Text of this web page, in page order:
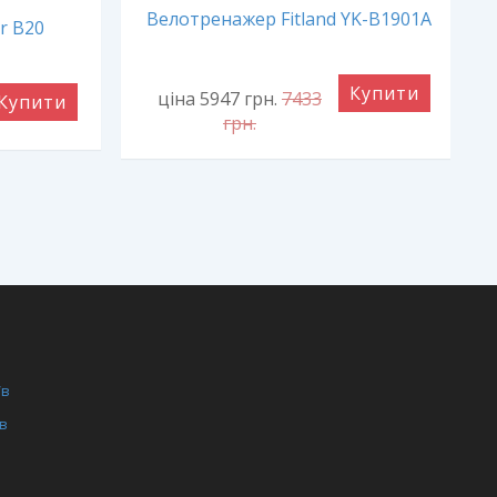
B20 Велотренажер Fitland YK-B1901A
ціна 5947 грн. 7433
грн.
Купити